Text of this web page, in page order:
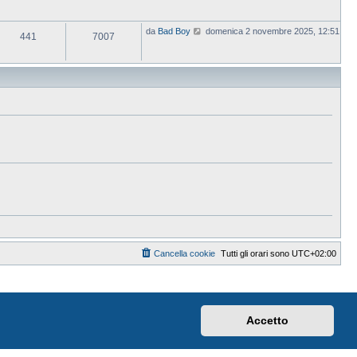
Accetto
441 7007 da Bad Boy
V
u
t
o
a
domenica 2 novembre 2025, 12:51
Tutti gli orari sono UTC+02:00
Cancella cookie